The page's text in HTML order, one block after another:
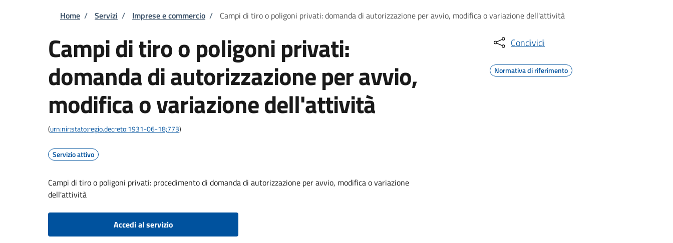
Briciole di pane
Home / Servizi / Imprese e commercio / Campi di tiro o poligoni privati: domanda di autorizzazione per avvio, modifica o variazione dell'attività
Campi di tiro o poligoni privati:
domanda di autorizzazione per avvio,
modifica o variazione dell'attività
(urn:nir:stato:regio.decreto:1931-06-18;773)
Servizio attivo
Campi di tiro o poligoni privati: procedimento di domanda di autorizzazione per avvio, modifica o variazione
dell'attività
Accedi al servizio
Condividi
Normativa di riferimento